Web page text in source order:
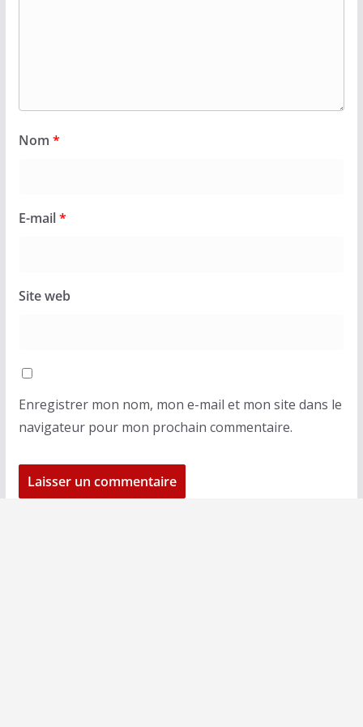
Nom *
E-mail*
Site web
Enregistrer mon nom, mon e-mail et mon site dans le
navigateur pour mon prochain commentaire.